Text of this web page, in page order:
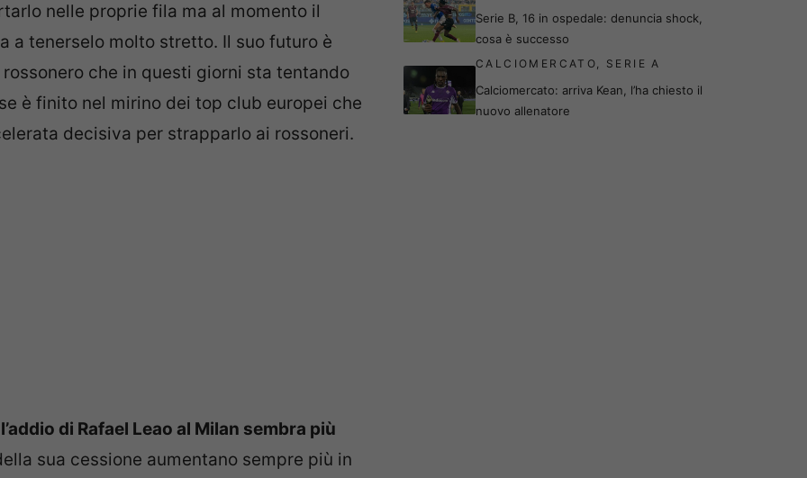
nelle proprie fila ma al momento il
a tenerselo molto stretto. Il suo futuro è
che in questi giorni sta tentando
è finito nel mirino dei top club europei che
decisiva per strapparlo ai rossoneri.
l’addio di Rafael Leao al Milan sembra più
sua cessione aumentano sempre più in
Serie B, 16 in ospedale: denuncia shock,
cosa è successo
CALCIOMERCATO, SERIE A
Calciomercato: arriva Kean, l’ha chiesto il
nuovo allenatore